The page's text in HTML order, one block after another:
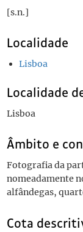
[s.n.]
Localidade
Lisboa
Localidade
Lisboa
Âmbito e
Fotografia da
nomeadamente
alfândegas,
Cota